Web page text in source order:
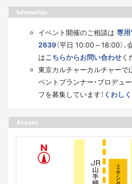
Infomation
イベント開催のご相談は 専
2639（平日 10:00～18:00）
はこちらからお問い合わせく
東京カルチャーカルチャーで
ベントプランナー・プロデュ
フを募集しています！ くわし
Access